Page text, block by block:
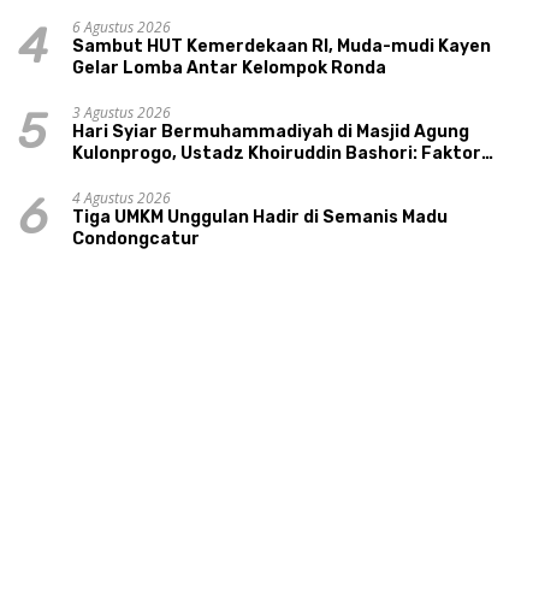
4
6 Agustus 2026
Sambut HUT Kemerdekaan RI, Muda-mudi Kayen
Gelar Lomba Antar Kelompok Ronda
5
3 Agustus 2026
Hari Syiar Bermuhammadiyah di Masjid Agung
Kulonprogo, Ustadz Khoiruddin Bashori: Faktor
6
4 Agustus 2026
Tiga UMKM Unggulan Hadir di Semanis Madu
Condongcatur